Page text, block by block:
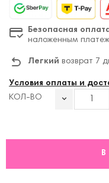
Безопасная
наложенным
Легкий возврат 7
Условия оплаты и
КОЛ-ВО